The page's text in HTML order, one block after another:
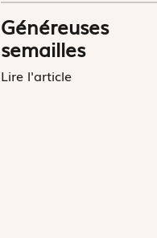
Généreuses
semailles
Lire l'article